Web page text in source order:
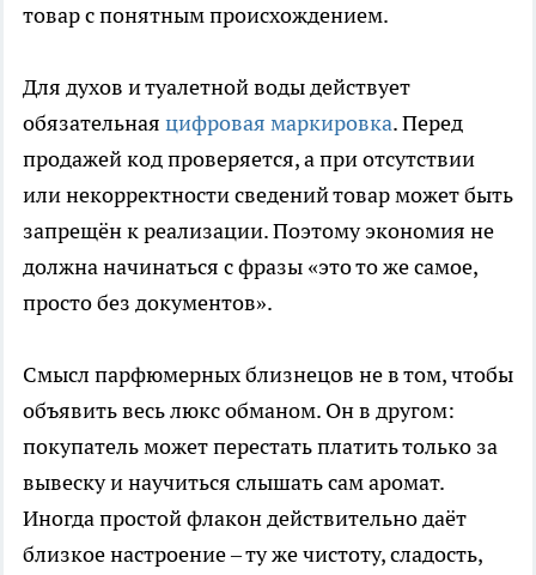
товар с понятным происхождением.
Для духов и туалетной воды действует
обязательная цифровая маркировка. Перед
продажей код проверяется, а при отсутствии
или некорректности сведений товар может быть
запрещён к реализации. Поэтому экономия не
должна начинаться с фразы «это то же самое,
просто без документов».
Смысл парфюмерных близнецов не в том, чтобы
объявить весь люкс обманом. Он в другом:
покупатель может перестать платить только за
вывеску и научиться слышать сам аромат.
Иногда простой флакон действительно даёт
близкое настроение – ту же чистоту, сладость,